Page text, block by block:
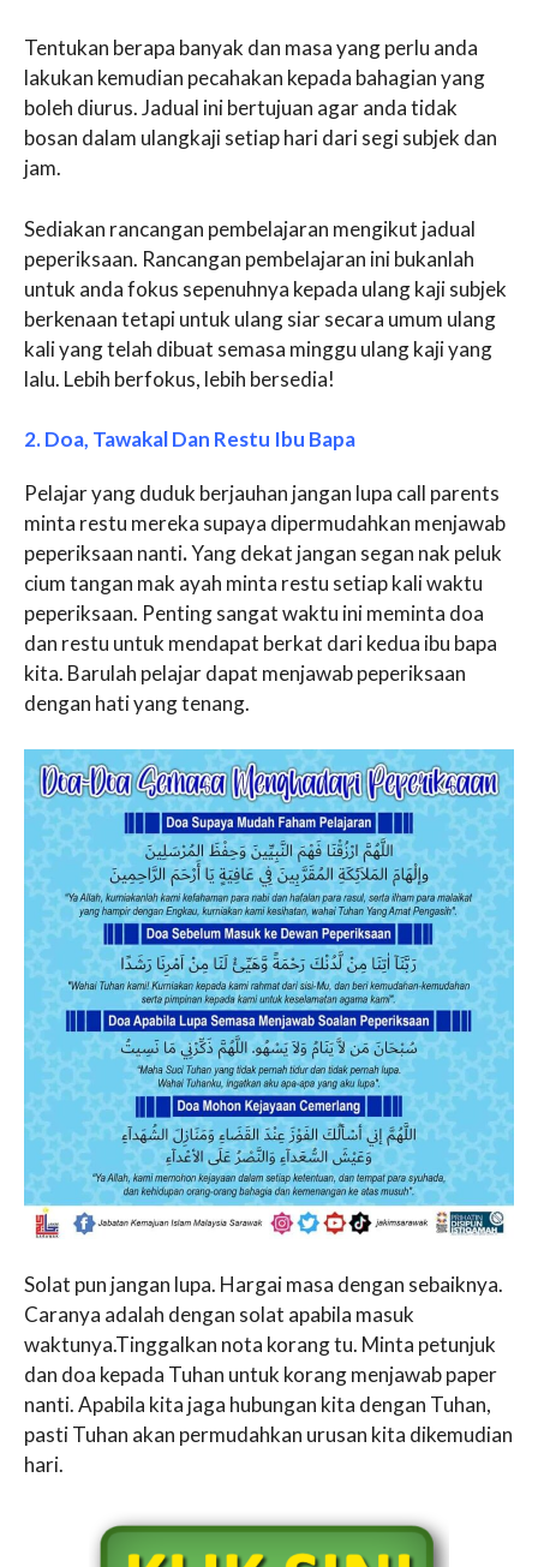
Tentukan berapa banyak dan masa yang perlu anda
lakukan kemudian pecahakan kepada bahagian yang
boleh diurus. Jadual ini bertujuan agar anda tidak
bosan dalam ulangkaji setiap hari dari segi subjek dan
jam.
Sediakan rancangan pembelajaran mengikut jadual
peperiksaan. Rancangan pembelajaran ini bukanlah
untuk anda fokus sepenuhnya kepada ulang kaji subjek
berkenaan tetapi untuk ulang siar secara umum ulang
kali yang telah dibuat semasa minggu ulang kaji yang
lalu. Lebih berfokus, lebih bersedia!
2. Doa, Tawakal Dan Restu Ibu Bapa
Pelajar yang duduk berjauhan jangan lupa call parents
minta restu mereka supaya dipermudahkan menjawab
peperiksaan nanti.Yang dekat jangan segan nak peluk
cium tangan mak ayah minta restu setiap kali waktu
peperiksaan. Penting sangat waktu ini meminta doa
dan restu untuk mendapat berkat dari kedua ibu bapa
kita. Barulah pelajar dapat menjawab peperiksaan
dengan hati yang tenang.
Solat pun jangan lupa. Hargai masa dengan sebaiknya.
Caranya adalah dengan solat apabila masuk
waktunya.Tinggalkan nota korang tu. Minta petunjuk
dan doa kepada Tuhan untuk korang menjawab paper
nanti. Apabila kita jaga hubungan kita dengan Tuhan,
pasti Tuhan akan permudahkan urusan kita dikemudian
hari.